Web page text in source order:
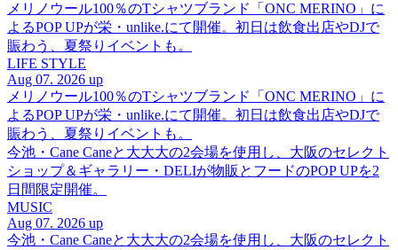
メリノウール100％のTシャツブランド「ONC MERINO」に
よるPOP UPが栄・unlike.にて開催。初日は飲食出店やDJで
賑わう、夏祭りイベントも。
LIFE STYLE
Aug 07. 2026 up
メリノウール100％のTシャツブランド「ONC MERINO」に
よるPOP UPが栄・unlike.にて開催。初日は飲食出店やDJで
賑わう、夏祭りイベントも。
今池・Cane Caneと大大大の2会場を使用し、大阪のセレクト
ショップ＆ギャラリー・DELIが物販とフードのPOP UPを2
日間限定開催。
MUSIC
Aug 07. 2026 up
今池・Cane Caneと大大大の2会場を使用し、大阪のセレクト